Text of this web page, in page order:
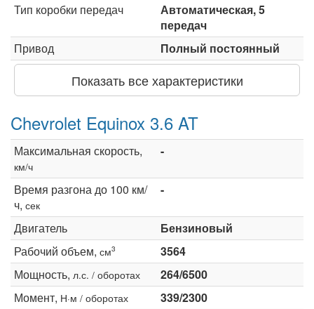
Тип коробки передач
Автоматическая, 5
передач
Привод
Полный постоянный
Показать все характеристики
Chevrolet Equinox 3.6 AT
Максимальная скорость,
км/ч
-
Время разгона до 100 км/
ч, сек
-
Двигатель
Бензиновый
Рабочий объем, см3
3564
Мощность, л.с. / оборотах
264/6500
Момент, Н·м / оборотах
339/2300